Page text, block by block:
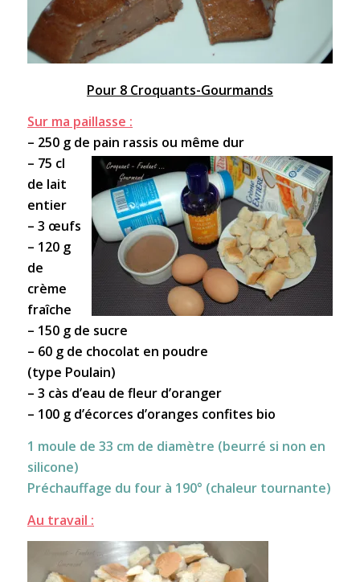
Pour 8 Croquants-Gourmands
Sur ma paillasse :
– 250 g de pain rassis ou même dur
– 75 cl
de lait
entier
– 3 œufs
– 120 g
de
crème
fraîche
– 150 g de sucre
– 60 g de chocolat en poudre
(type Poulain)
– 3 càs d’eau de fleur d’oranger
– 100 g d’écorces d’oranges confites bio
1 moule de 33 cm de diamètre (beurré si non en
silicone)
Préchauffage du four à 190° (chaleur tournante)
Au travail :